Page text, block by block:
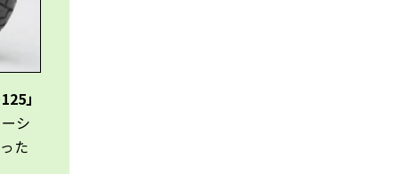
」
シ
た